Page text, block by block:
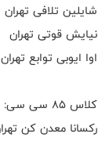
شایلین تلافی تهران
نیایش قوتی تهران
اوا ایوبی توابع تهران
کلاس ۸۵ سی سی:
رکسانا معدن کن